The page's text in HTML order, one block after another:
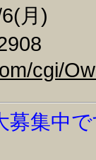
月)
cgi/
募集中